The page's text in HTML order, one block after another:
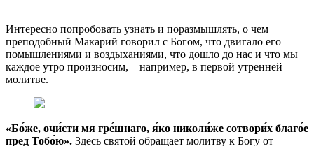
Интересно попробовать узнать и поразмышлять, о чем
преподобный Макарий говорил с Богом, что двигало его
помышлениями и воздыханиями, что дошло до нас и что мы
каждое утро произносим, – например, в первой утренней
молитве.
«Бо́же, очи́сти мя гре́шнаго, я́ко николи́же сотвори́х благо́е
пред Тобо́ю». Здесь святой обращает молитву к Богу от